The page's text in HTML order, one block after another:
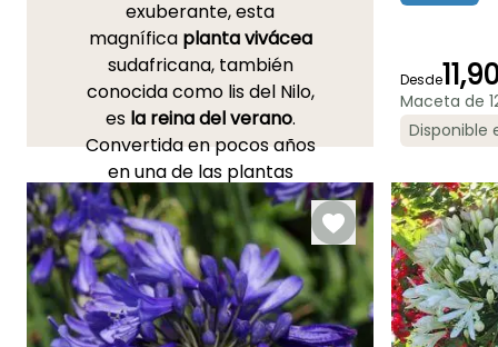
exuberante, esta
magnífica planta vivácea
sudafricana, también
conocida como lis del Nilo,
es la reina del verano.
Convertida en pocos años
en una de las plantas
favoritas de los paisajistas,
la Lirio africano se adapta a
todos los estilos de jardín:
contemporáneo,
mediterráneo, romántico o
de inspiración naturalista,
Periodo de
Junio a
Septiembre
Desde
Maceta de
Disponible